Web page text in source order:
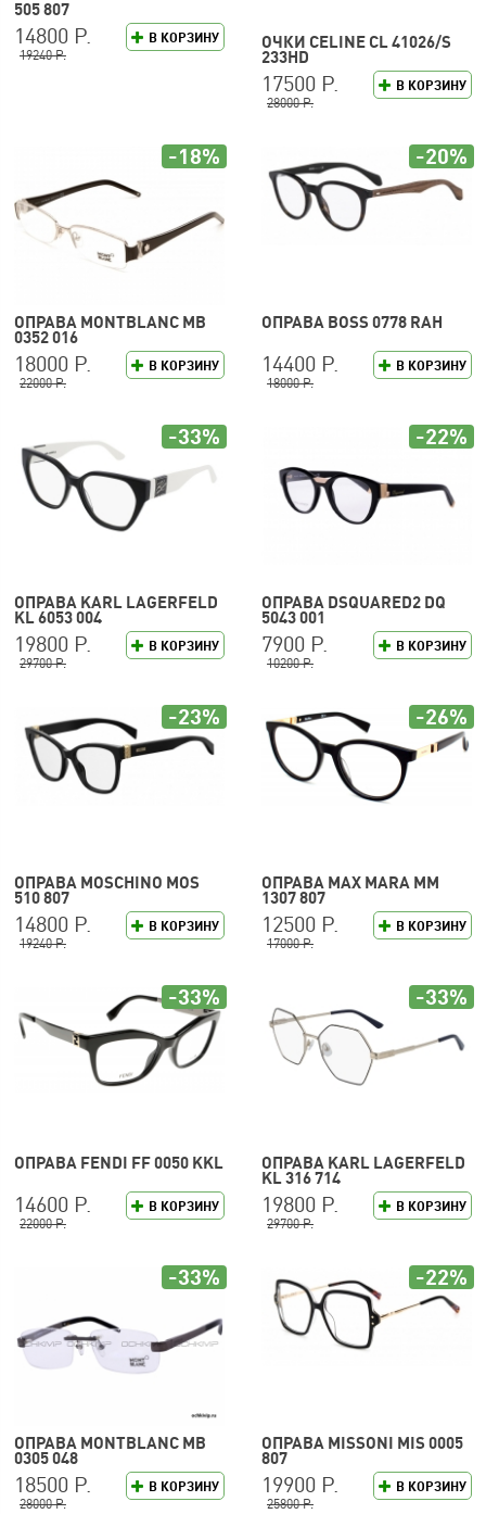
505 807
В КОРЗИНУ
14800 Р.
19240 Р.
ОЧКИ CELINE CL 41026/S
233HD
В КОРЗИНУ
17500 Р.
28000 Р.
ОПРАВА MONTBLANC MB
0352 016
В КОРЗИНУ
18000 Р.
22000 Р.
-18%
ОПРАВА BOSS 0778 RAH
В КОРЗИНУ
14400 Р.
18000 Р.
-20%
ОПРАВА KARL LAGERFELD
KL 6053 004
В КОРЗИНУ
19800 Р.
29700 Р.
-33%
ОПРАВА DSQUARED2 DQ
5043 001
В КОРЗИНУ
7900 Р.
10200 Р.
-22%
ОПРАВА MOSCHINO MOS
510 807
В КОРЗИНУ
14800 Р.
19240 Р.
-23%
ОПРАВА MAX MARA MM
1307 807
В КОРЗИНУ
12500 Р.
17000 Р.
-26%
ОПРАВА FENDI FF 0050 KKL
В КОРЗИНУ
14600 Р.
22000 Р.
-33%
ОПРАВА KARL LAGERFELD
KL 316 714
В КОРЗИНУ
19800 Р.
29700 Р.
-33%
ОПРАВА MONTBLANC MB
0305 048
В КОРЗИНУ
18500 Р.
28000 Р.
-33%
ОПРАВА MISSONI MIS 0005
807
В КОРЗИНУ
19900 Р.
25800 Р.
-22%